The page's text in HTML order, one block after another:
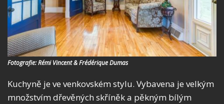
Fotografie: Rémi Vincent & Frédérique Dumas
Kuchyně je ve venkovském stylu. Vybavena je velkým
množstvím dřevěných skříněk a pěkným bílým